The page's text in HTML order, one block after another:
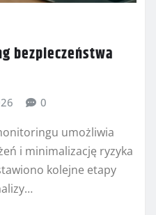
bezpieczeństwa
0
umożliwia
i minimalizację ryzyka
kolejne etapy